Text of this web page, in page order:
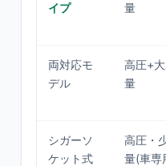
イプ
量
両対応モ
デル
高圧+
量
シガーソ
ケット式
高圧・
量(車専